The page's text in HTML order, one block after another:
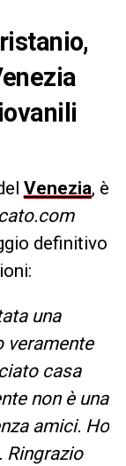
Venezia, è
definitivo
una
veramente
casa
non è una
amici. Ho
Ringrazio